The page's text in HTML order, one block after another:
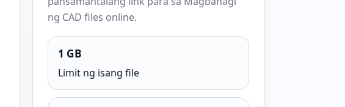
ng CAD files online.
1 GB
Limit ng isang file